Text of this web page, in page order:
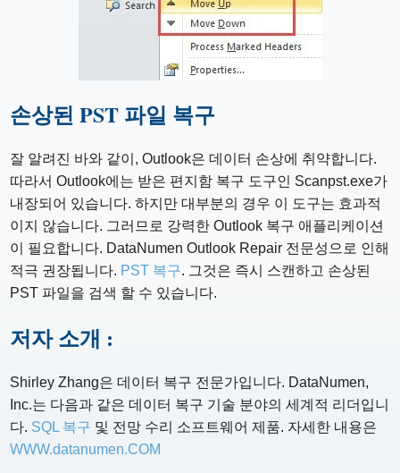
손상된 PST 파일 복구
잘 알려진 바와 같이, Outlook은 데이터 손상에 취약합니다.
따라서 Outlook에는 받은 편지함 복구 도구인 Scanpst.exe가
내장되어 있습니다. 하지만 대부분의 경우 이 도구는 효과적
이지 않습니다. 그러므로 강력한 Outlook 복구 애플리케이션
이 필요합니다. DataNumen Outlook Repair 전문성으로 인해
적극 권장됩니다. PST 복구. 그것은 즉시 스캔하고 손상된
PST 파일을 검색 할 수 있습니다.
저자 소개 :
Shirley Zhang은 데이터 복구 전문가입니다. DataNumen,
Inc.는 다음과 같은 데이터 복구 기술 분야의 세계적 리더입니
다. SQL 복구 및 전망 수리 소프트웨어 제품. 자세한 내용은
WWW.datanumen.COM